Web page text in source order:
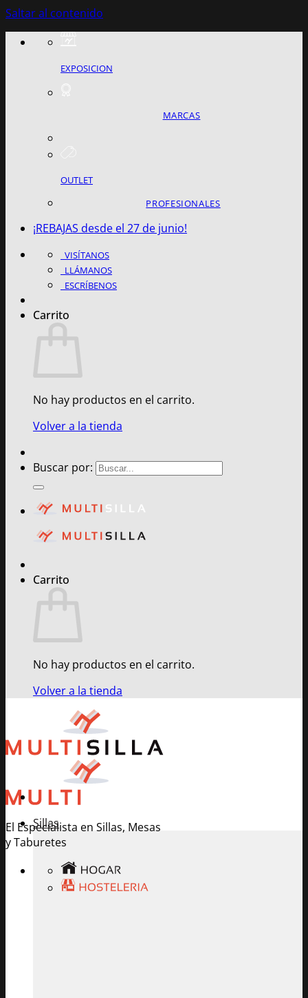
Saltar al contenido
EXPOSICION
MARCAS
OUTLET
PROFESIONALES
¡REBAJAS desde el 27 de junio!
VISÍTANOS
LLÁMANOS
ESCRÍBENOS
Carrito
No hay productos en el carrito.
Volver a la tienda
Buscar por:
Carrito
No hay productos en el carrito.
Volver a la tienda
El Especialista en Sillas, Mesas
y Taburetes
Sillas